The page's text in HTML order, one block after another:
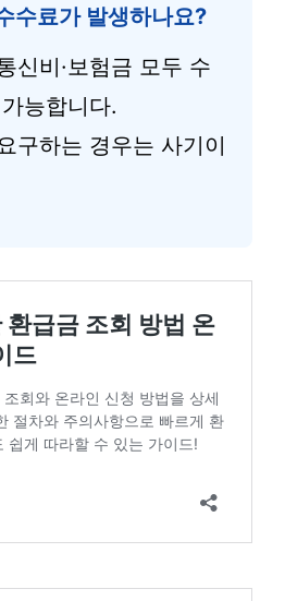
수료가 발생하나요?
신비·보험금 모두 수
능합니다.
구하는 경우는 사기이